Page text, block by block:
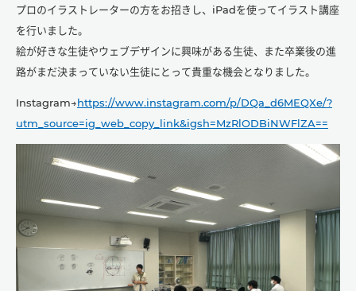
プロのイラストレーターの方をお招きし、iPadを使ってイラスト講座
を行いました。
絵が好きな生徒やウェブデザインに興味がある生徒、また卒業後の進
路がまだ決まっていない生徒にとって貴重な機会となりました。
Instagram→https://www.instagram.com/p/DQa_d6MEQXe/?
utm_source=ig_web_copy_link&igsh=MzRlODBiNWFlZA==